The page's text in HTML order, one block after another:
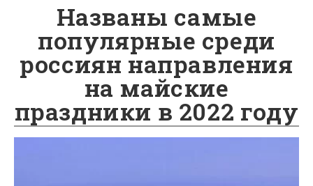
Названы самые
популярные среди
россиян направления
на майские
праздники в 2022 году